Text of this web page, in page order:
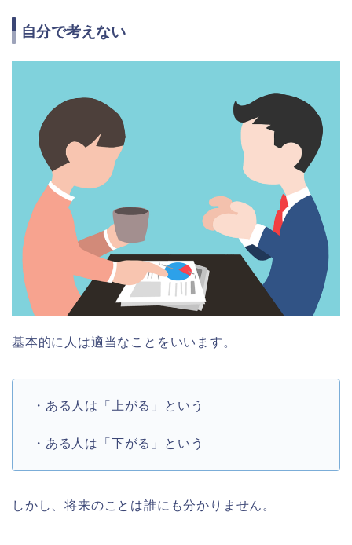
自分で考えない
基本的に人は適当なことをいいます。
・ある人は「上がる」という
・ある人は「下がる」という
しかし、将来のことは誰にも分かりません。